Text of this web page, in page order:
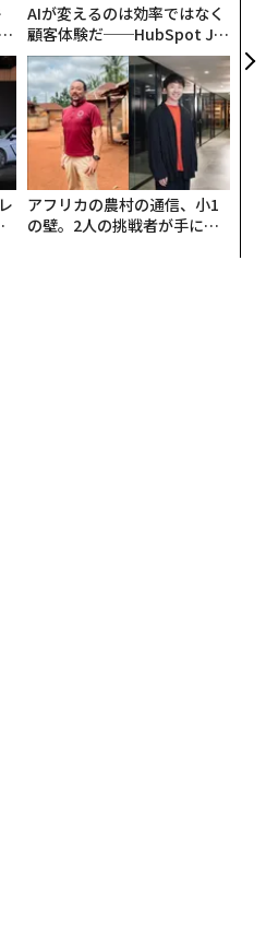
S
AIが変えるのは効率ではなく
顧客体験だ──HubSpot Ja
panが語る「Grow Better」
な組織のつくり方
アフリカの農村の通信、小1
の壁。2人の挑戦者が手にし